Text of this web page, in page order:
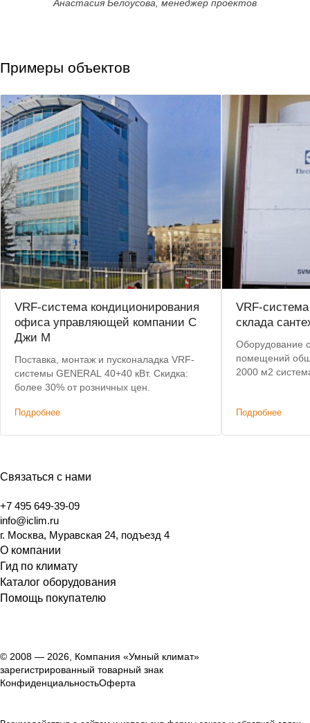
Анастасия Белоусова, менеджер проектов
Примеры объектов
VRF-система кондиционирования
офиса управляющей компании С
Джи М
Поставка, монтаж и пусконаладка VRF-
системы GENERAL 40+40 кВт. Скидка:
более 30% от розничных цен.
Подробнее
VRF-
склада
Оборудование
помещений
2000 м2
Подробнее
Связаться с нами
+7 495 649-39-09
info@iclim.ru
г. Москва, Муравская 24, подъезд 4
О компании
Гид по климату
Каталог оборудования
Помощь покупателю
© 2008 — 2026, Компания «Умный климат»
зарегистрированный товарный знак
КонфиденциальностьОферта